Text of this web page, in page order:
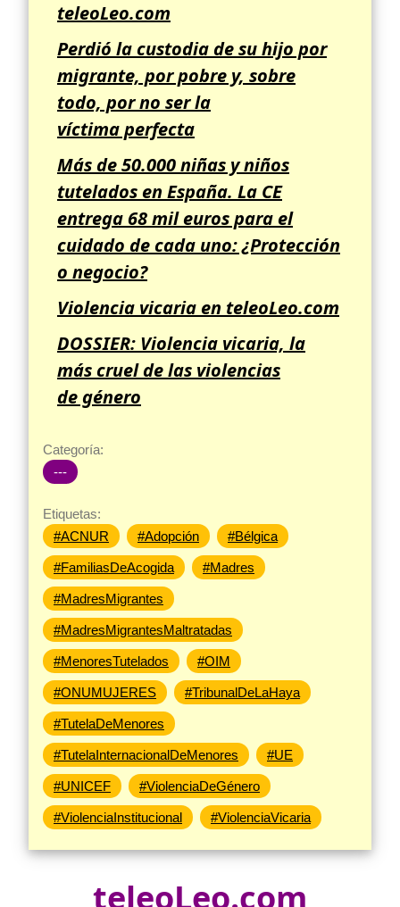
teleoLeo.com
Perdió la custodia de su hijo por
migrante, por pobre y, sobre
todo, por no ser la
víctima perfecta
Más de 50.000 niñas y niños
tutelados en España. La CE
entrega 68 mil euros para el
cuidado de cada uno: ¿Protección
o negocio?
Violencia vicaria en teleoLeo.com
DOSSIER: Violencia vicaria, la
más cruel de las violencias
de género
Categoría:
---
Etiquetas:
#ACNUR
#Adopción #Bélgica
#FamiliasDeAcogida #Madres
#MadresMigrantes
#MadresMigrantesMaltratadas
#MenoresTutelados #OIM
#ONUMUJERES #TribunalDeLaHaya
#TutelaDeMenores
#TutelaInternacionalDeMenores #UE
#UNICEF #ViolenciaDeGénero
#ViolenciaInstitucional #ViolenciaVicaria
teleoLeo.com